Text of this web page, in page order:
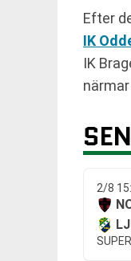
Efter
IK
IK
2/8